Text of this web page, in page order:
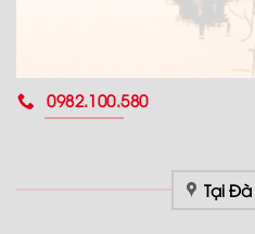
0982.100.580
Tại